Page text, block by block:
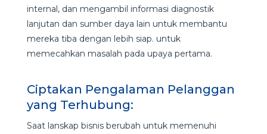
internal, dan mengambil informasi diagnostik
lanjutan dan sumber daya lain untuk membantu
mereka tiba dengan lebih siap. untuk
memecahkan masalah pada upaya pertama.
Ciptakan Pengalaman Pelanggan
yang Terhubung:
Saat lanskap bisnis berubah untuk memenuhi